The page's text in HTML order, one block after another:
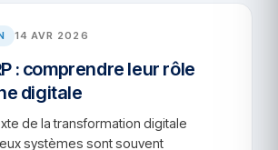
14 AVR 2026
: comprendre leur rôle
digitale
de la transformation digitale
systèmes sont souvent